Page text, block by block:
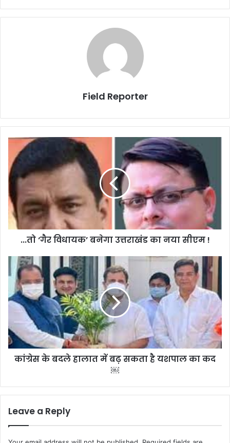
Field Reporter
...तो
विधायक’
बनेगा
का
नया
सीएम
!
...तो ‘गैर विधायक’ बनेगा उत्तराखंड का नया सीएम !
कांग्रेस
बदले
हालात
में
सकता
है
यशपाल
कांग्रेस के बदले हालात में बढ़ सकता है यशपाल का कद
￼
Leave a Reply